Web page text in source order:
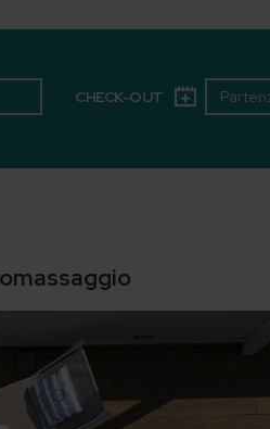
CHECK-OUT